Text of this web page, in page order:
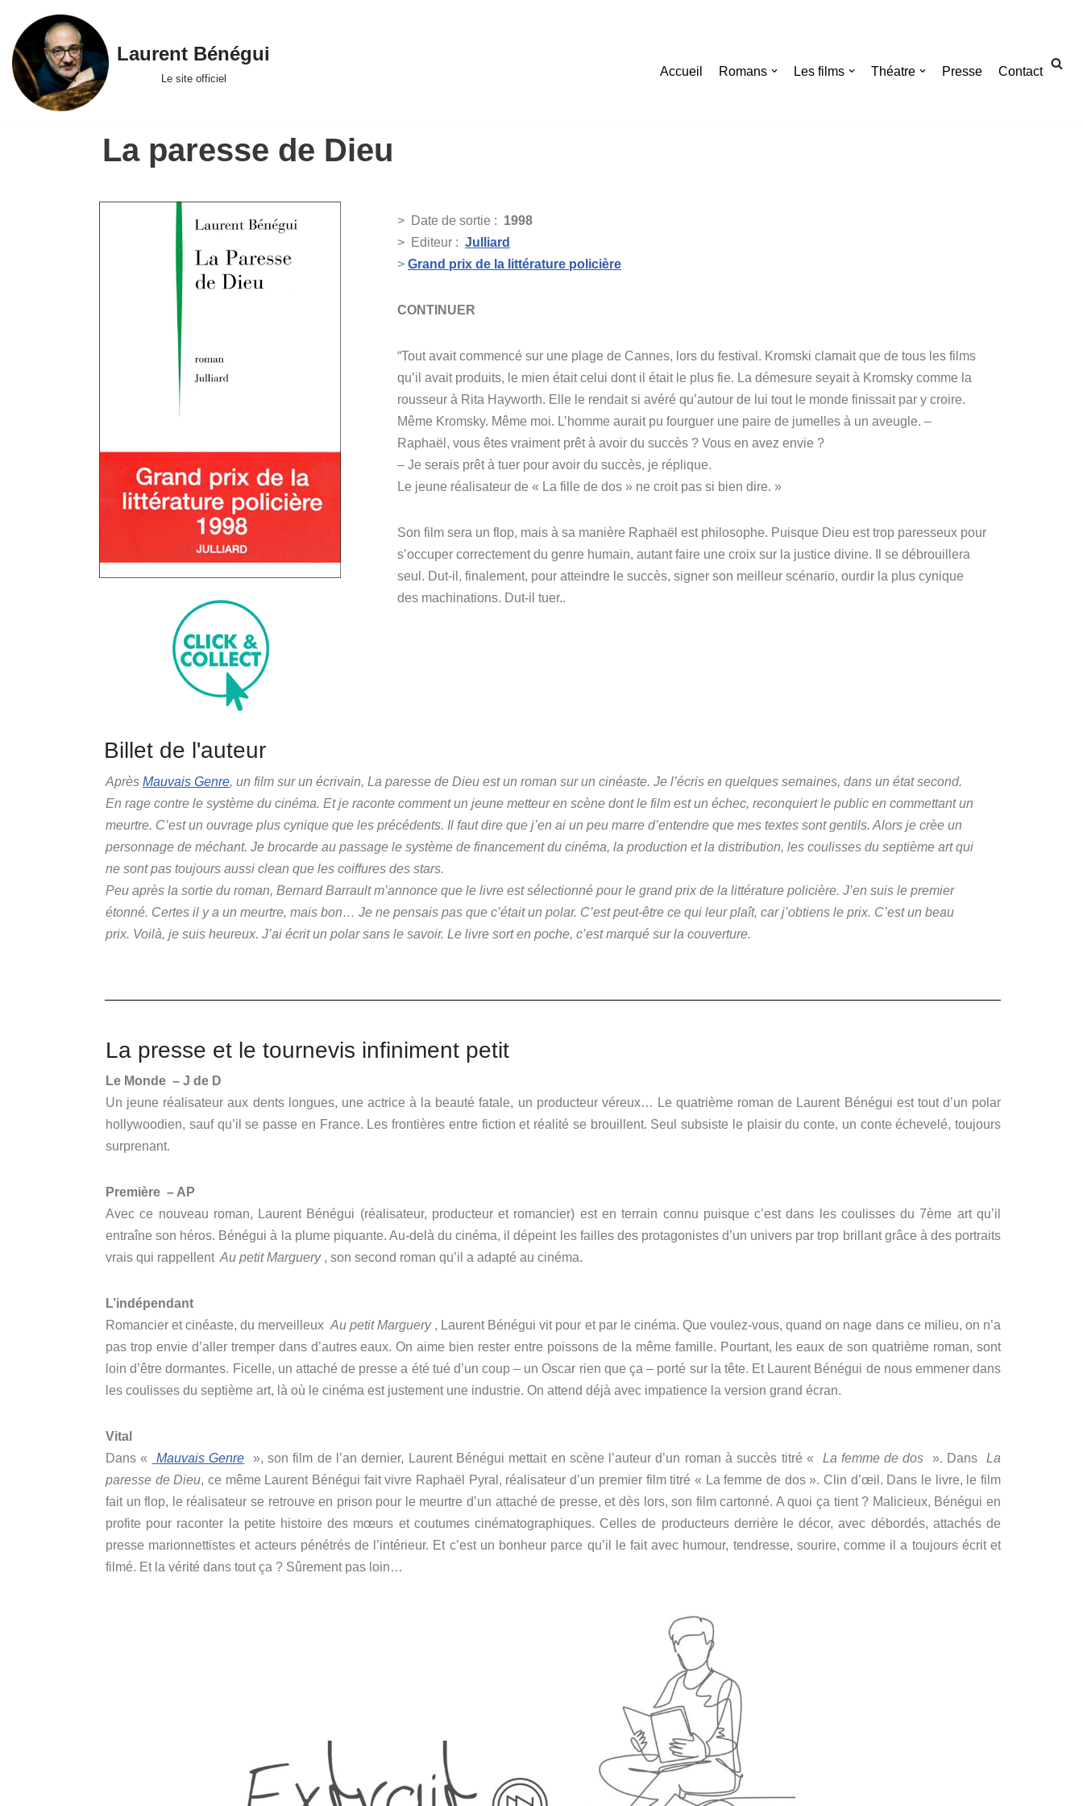
Skip
to
content
Laurent Bénégui
Le site officiel
Accueil Romans Les films Théatre Presse Contact
La paresse de Dieu
>Date de sortie : 1998
>Editeur : Julliard
> Grand prix de la littérature policière
CONTINUER
“Tout avait commencé sur une plage de Cannes, lors du festival. Kromski clamait que de tous les films
qu’il avait produits, le mien était celui dont il était le plus fie. La démesure seyait à Kromsky comme la
rousseur à Rita Hayworth. Elle le rendait si avéré qu’autour de lui tout le monde finissait par y croire.
Même Kromsky. Même moi. L’homme aurait pu fourguer une paire de jumelles à un aveugle. –
Raphaël, vous êtes vraiment prêt à avoir du succès ? Vous en avez envie ?
– Je serais prêt à tuer pour avoir du succès, je réplique.
Le jeune réalisateur de « La fille de dos » ne croit pas si bien dire. »
Son film sera un flop, mais à sa manière Raphaël est philosophe. Puisque Dieu est trop paresseux pour
s’occuper correctement du genre humain, autant faire une croix sur la justice divine.
Il se débrouillera
seul. Dut-il, finalement, pour atteindre le succès, signer son meilleur scénario, ourdir la plus cynique
des machinations. Dut-il tuer..
Billet de l'auteur
Après Mauvais Genre, un film sur un écrivain, La paresse de Dieu est un roman sur un cinéaste. Je l’écris en quelques semaines, dans un état second.
En rage contre le système du cinéma. Et je raconte comment un jeune metteur en scène dont le film est un échec, reconquiert le public en commettant un
meurtre. C’est un ouvrage plus cynique que les précédents. Il faut dire que j’en ai un peu marre d’entendre que mes textes sont gentils. Alors je crèe un
personnage de méchant. Je brocarde au passage le système de financement du cinéma, la production et la distribution, les coulisses du septième art qui
ne sont pas toujours aussi clean que les coiffures des stars.
Peu après la sortie du roman, Bernard Barrault m’annonce que le livre est sélectionné pour le grand prix de la littérature policière. J’en suis le premier
étonné. Certes il y a un meurtre, mais bon… Je ne pensais pas que c’était un polar. C’est peut-être ce qui leur plaît, car j’obtiens le prix. C’est un beau
prix. Voilà, je suis heureux. J’ai écrit un polar sans le savoir. Le livre sort en poche, c’est marqué sur la couverture.
La presse et le tournevis infiniment petit
Le Monde – J de D
Un jeune réalisateur aux dents longues, une actrice à la beauté fatale, un producteur véreux… Le quatrième roman de Laurent Bénégui est tout d’un polar
hollywoodien, sauf qu’il se passe en France. Les frontières entre fiction et réalité se brouillent. Seul subsiste le plaisir du conte, un conte échevelé, toujours
surprenant.
Première – AP
Avec ce nouveau roman, Laurent Bénégui (réalisateur, producteur et romancier) est en terrain connu puisque c’est dans les coulisses du 7ème art qu’il
entraîne son héros. Bénégui à la plume piquante. Au-delà du cinéma, il dépeint les failles des protagonistes d’un univers par trop brillant grâce à des portraits
vrais qui rappellent Au petit Marguery, son second roman qu’il a adapté au cinéma.
L’indépendant
Romancier et cinéaste, du merveilleux Au petit Marguery, Laurent Bénégui vit pour et par le cinéma.Que voulez-vous, quand on nage dans ce milieu, on n’a
pas trop envie d’aller tremper dans d’autres eaux.On aime bien rester entre poissons de la même famille. Pourtant, les eaux de son quatrième roman, sont
loin d’être dormantes. Ficelle, un attaché de presse a été tué d’un coup – un Oscar rien que ça – porté sur la tête. Et Laurent Bénégui de nous emmener dans
les coulisses du septième art, là où le cinéma est justement une industrie. On attend déjà avec impatience la version grand écran.
Vital
Dans «
Mauvais Genre », son film de l’an dernier, Laurent Bénégui mettait en scène l’auteur d’un roman à succès titré « La femme de dos ». Dans
La
paresse de Dieu, ce même Laurent Bénégui fait vivre Raphaël Pyral, réalisateur d’un premier film titré « La femme de dos ». Clin d’œil. Dans le livre, le film
fait un flop, le réalisateur se retrouve en prison pour le meurtre d’un attaché de presse, et dès lors, son film cartonné. A quoi ça tient ? Malicieux, Bénégui en
profite pour raconter la petite histoire des mœurs et coutumes cinématographiques. Celles de producteurs derrière le décor, avec débordés, attachés de
presse marionnettistes et acteurs pénétrés de l’intérieur. Et c’est un bonheur parce qu’il le fait avec humour, tendresse, sourire, comme il a toujours écrit et
filmé. Et la vérité dans tout ça ? Sûrement pas loin…